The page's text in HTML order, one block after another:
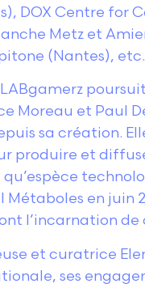
DOX Centre for
Metz et
(Nantes), etc.
LABgamerz
Moreau et Paul
sa création.
produire et
Métaboles en juin
l’incarnation
et curatrice
ses